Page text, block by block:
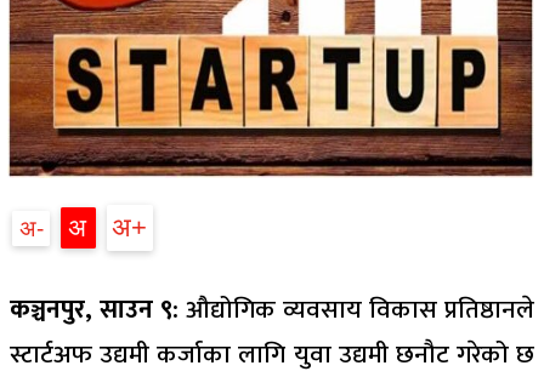
अ अ अ
कञ्चनपुर, साउन ९: औद्योगिक व्यवसाय विकास प्रतिष्ठानले
स्टार्टअफ उद्यमी कर्जाका लागि युवा उद्यमी छनौट गरेको छ